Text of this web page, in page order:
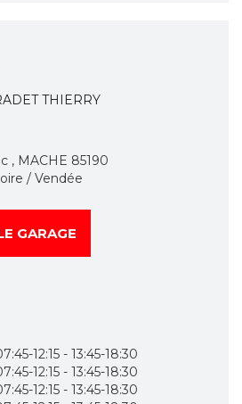
THIERRY
, MACHE 85190
/ Vendée
GARAGE
12:15 - 13:45-18:30
12:15 - 13:45-18:30
12:15 - 13:45-18:30